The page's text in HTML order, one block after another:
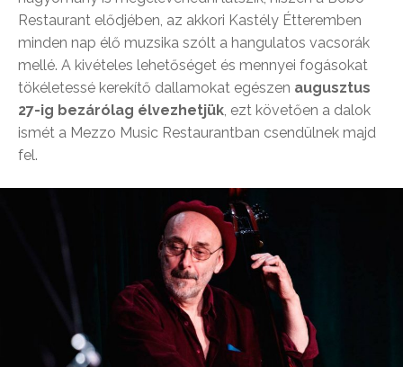
Restaurant elődjében, az akkori Kastély Étteremben
minden nap élő muzsika szólt a hangulatos vacsorák
mellé. A kivételes lehetőséget és mennyei fogásokat
tökéletessé kerekítő dallamokat egészen augusztus
27-ig bezárólag élvezhetjük , ezt követően a dalok
ismét a Mezzo Music Restaurantban csendülnek majd
fel.